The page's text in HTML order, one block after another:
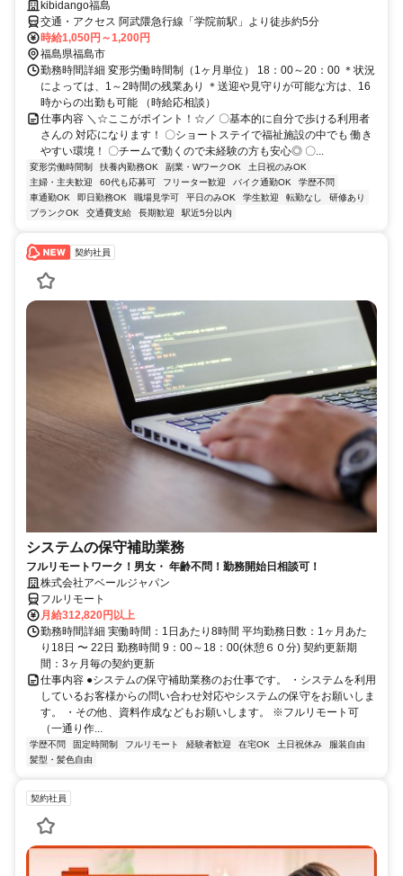
kibidango福島
交通・アクセス 阿武隈急行線「学院前駅」より徒歩約5分
時給1,050円～1,200円
福島県福島市
勤務時間詳細 変形労働時間制（1ヶ月単位） 18：00～20：00 ＊状況
によっては、1～2時間の残業あり ＊送迎や見守りが可能な方は、16
時からの出勤も可能 （時給応相談）
仕事内容 ＼☆ここがポイント！☆／ 〇基本的に自分で歩ける利用者
さんの 対応になります！ 〇ショートステイで福祉施設の中でも 働き
やすい環境！ 〇チームで動くので未経験の方も安心◎ 〇...
変形労働時間制 扶養内勤務OK 副業・WワークOK
土日祝のみOK
主婦・主夫歓迎
60代も応募可 フリーター歓迎 バイク通勤OK
学歴不問
車通勤OK
即日勤務OK 職場見学可 平日のみOK 学生歓迎 転勤なし
研修あり
ブランクOK
交通費支給 長期歓迎 駅近5分以内
契約社員
システムの保守補助業務
フルリモートワーク！男女・ 年齢不問！勤務開始日相談可！
株式会社アベールジャパン
フルリモート
月給312,820円以上
勤務時間詳細 実働時間：1日あたり8時間 平均勤務日数：1ヶ月あた
り18日 〜 22日 勤務時間 9：00～18：00(休憩６０分) 契約更新期
間：3ヶ月毎の契約更新
仕事内容 ●システムの保守補助業務のお仕事です。 ・システムを利用
しているお客様からの問い合わせ対応やシステムの保守をお願いしま
す。 ・その他、資料作成などもお願いします。 ※フルリモート可
（一通り作...
学歴不問 固定時間制 フルリモート 経験者歓迎 在宅OK 土日祝休み
服装自由
髪型・髪色自由
契約社員